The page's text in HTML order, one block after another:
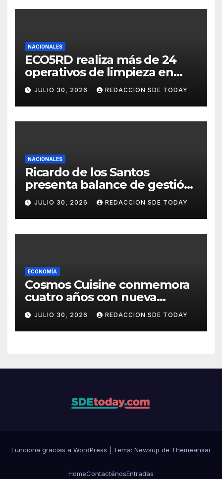
NACIONALES
ECO5RD realiza más de 24
operativos de limpieza en
diferentes provincias y
municipios del país
JULIO 30, 2026 REDACCION SDE TODAY
NACIONALES
Ricardo de los Santos
presenta balance de gestión
con 416 iniciativas aprobadas
y avances históricos en el
Senado
JULIO 30, 2026 REDACCION SDE TODAY
ECONOMÍA
Cosmos Cuisine conmemora
cuatro años con nueva
administración y nuevos
sabores
JULIO 30, 2026 REDACCION SDE TODAY
Funciona gracias a WordPress Tema: Newsup de Themeansar
HomeContacténosEntradas